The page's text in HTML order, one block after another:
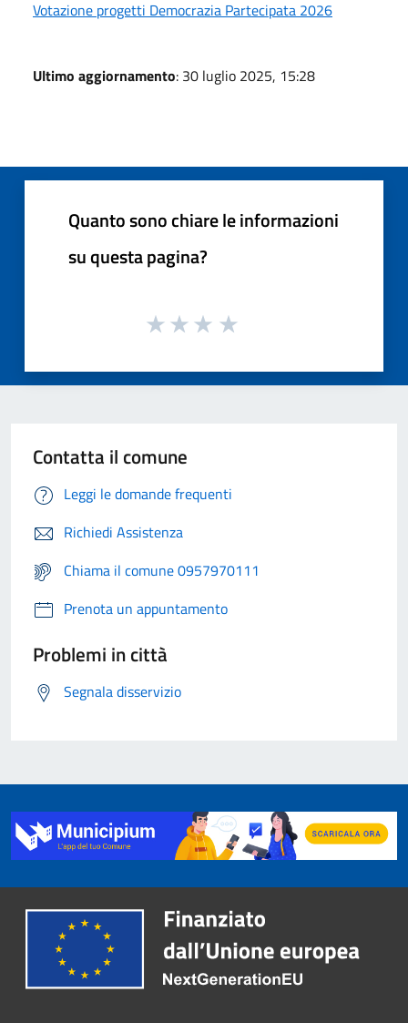
Votazione progetti Democrazia Partecipata 2026
Ultimo aggiornamento: 30 luglio 2025, 15:28
Quanto sono chiare le informazioni
su questa pagina?
Contatta il comune
Leggi le domande frequenti
Richiedi Assistenza
Chiama il comune 0957970111
Prenota un appuntamento
Problemi in città
Segnala disservizio